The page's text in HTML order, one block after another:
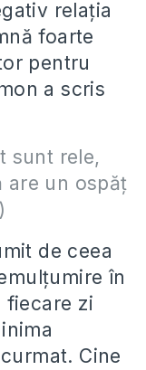
relația
foarte
pentru
a scris
sunt rele,
are un ospăţ
de ceea
în
fiecare zi
Cine